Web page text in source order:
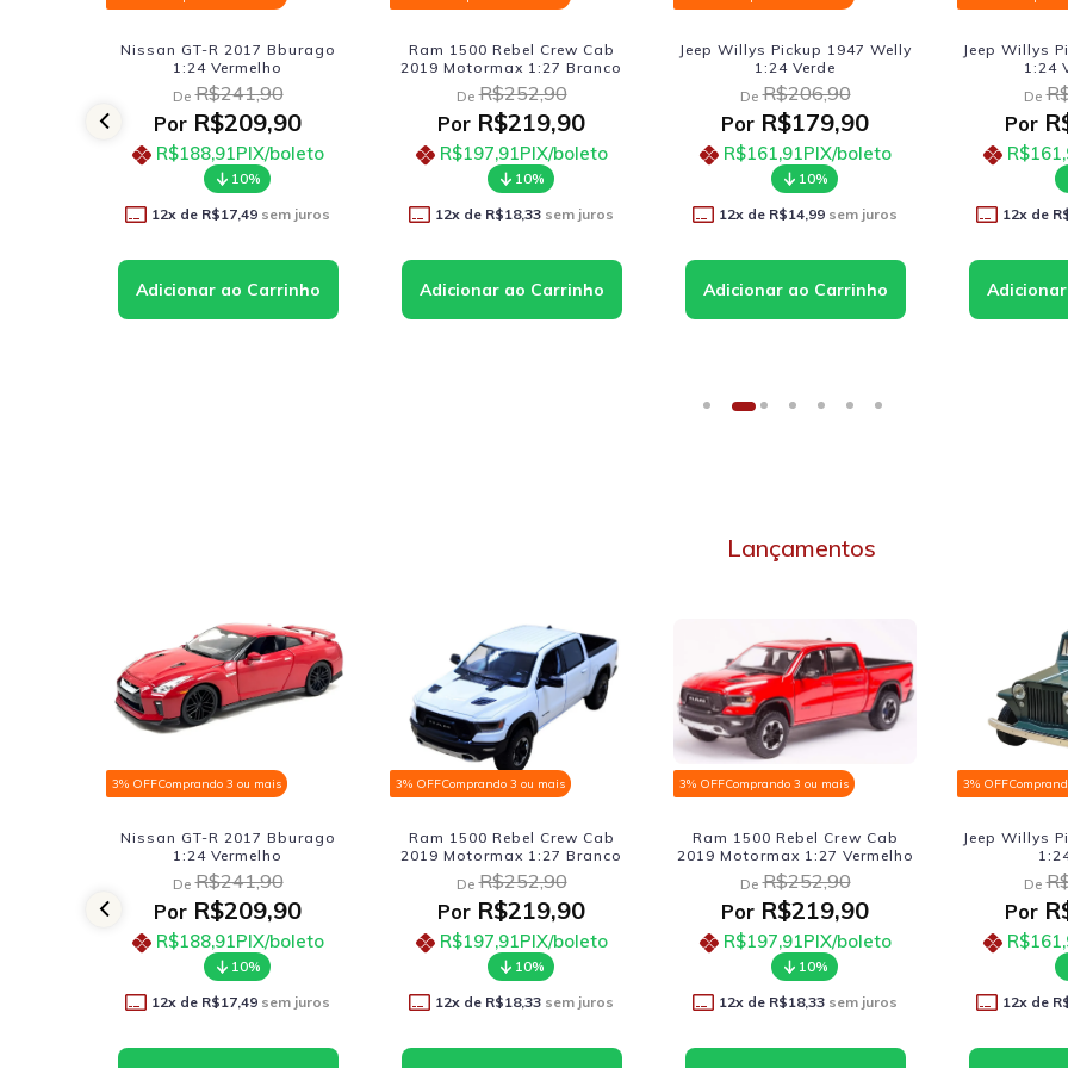
Ram 1500 Rebel Crew Cab
2019 Motormax 1:27 Branco
De R$252,90
Por R$219,90
R$197,91PIX/boleto
10%
12x de R$18,33sem juros
Jeep Willys Pickup 1947 Welly
1:24 Verde
De R$206,90
Por R$179,90
R$161,91PIX/boleto
10%
12x de R$14,99sem juros
Jeep Willys Pickup 1947 Welly
1:24 Vermelho
De R$206,90
Por R$179,90
R$161,91PIX/boleto
10%
12x de R$14,99sem juros
Kombi
De
Por
11 x de
Lançamentos
3% OFFComprando 3 ou mais
Ram 1500 Rebel Crew Cab
2019 Motormax 1:27 Branco
De R$252,90
Por R$219,90
R$197,91PIX/boleto
10%
12x de R$18,33 sem juros
3% OFFComprando 3 ou mais
Ram 1500 Rebel Crew Cab
2019 Motormax 1:27 Vermelho
De R$252,90
Por R$219,90
R$197,91PIX/boleto
10%
12x de R$18,33 sem juros
3% OFFComprando 3 ou mais
Jeep Willys Pickup 1947 Welly
1:24 Verde
De R$206,90
Por R$179,90
R$161,91PIX/boleto
10%
12x de R$14,99 sem juros
3% OFF
Jeep Willys
1:24
De
Por
12x de